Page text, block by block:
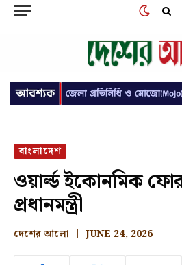
বাংলাদেশ
ওয়ার্ল্ড ইকোনমিক
প্রধানমন্ত্রী
দেশের আলো JUNE 24, 2026